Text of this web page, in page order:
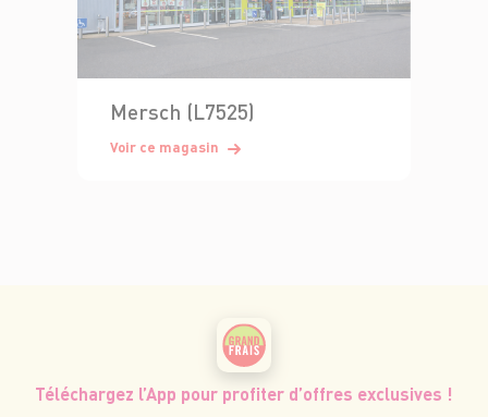
Mersch (L7525)
Voir ce magasin
Téléchargez l’App pour profiter d’offres exclusives !